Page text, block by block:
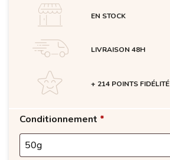
EN STOCK
LIVRAISON 48H
+ 214 POINTS FIDÉLITÉ
Conditionnement *